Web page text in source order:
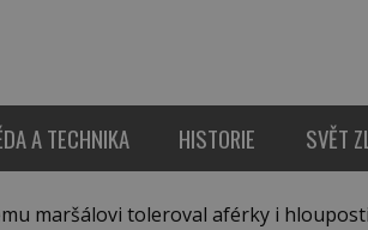
A TECHNIKA HISTORIE SVĚT
maršálovi toleroval aférky i hlouposti